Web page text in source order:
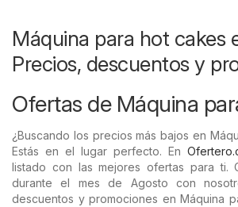
Máquina para hot cakes
Precios, descuentos y
Ofertas de Máquina
¿Buscando los precios más bajos en
Estás en el lugar perfecto. En
listado con las mejores ofertas para ti.
durante el mes de Agosto con
descuentos y promociones en Máquina